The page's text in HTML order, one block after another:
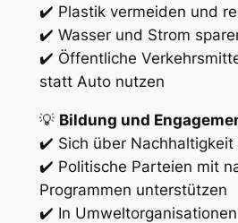
✔️ Plastik vermeiden und
✔️ Wasser und Strom
✔️ Öffentliche
statt Auto nutzen
💡 Bildung und
✔️ Sich über Nachhaltigkeit
✔️ Politische Parteien mit
Programmen unterstützen
✔️ In